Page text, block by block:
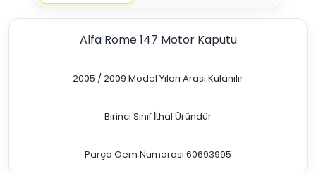
Alfa Rome 147 Motor Kaputu
2005 / 2009 Model Yıları Arası Kulanılır
Birinci Sınıf İthal Üründür
Parça Oem Numarası 60693995